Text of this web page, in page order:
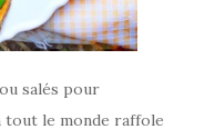
salés pour
tout le monde raffole